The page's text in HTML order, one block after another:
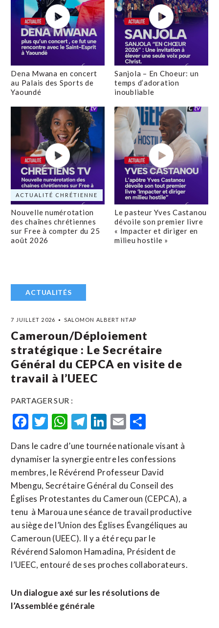
Dena Mwana en concert
au Palais des Sports de
Yaoundé
Sanjola – En Choeur: un
temps d’adoration
inoubliable
ACTUALITÉ CHRÉTIENNE
Nouvelle numérotation
des chaînes chrétiennes
sur Free à compter du 25
août 2026
Le pasteur Yves Castanou
dévoile son premier livre
« Impacter et diriger en
milieu hostile »
ACTUALITÉS
7 JUILLET 2026 SALOMON ALBERT NTAP
Cameroun/Déploiement
stratégique : Le Secrétaire
Général du CEPCA en visite de
travail à l’UEEC
PARTAGER SUR :
Facebook
Twitter
WhatsApp
Telegram
LinkedIn
Email
Dans le cadre d’une tournée nationale visant à
dynamiser la synergie entre les confessions
membres, le Révérend Professeur David
Mbengu, Secrétaire Général du Conseil des
Églises Protestantes du Cameroun (CEPCA), a
tenu à Maroua une séance de travail productive
au siège de l’Union des Églises Évangéliques au
Cameroun (UEEC). Il y a été reçu par le
Révérend Salomon Hamadina, Président de
l’UEEC, entouré de ses proches collaborateurs.
Un dialogue axé sur les résolutions de
l’Assemblée générale